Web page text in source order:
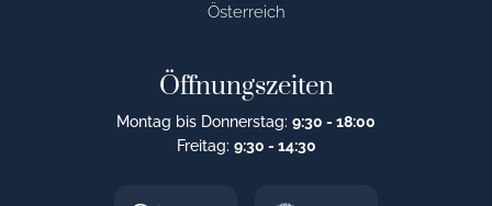
Österreich
Öffnungszeiten
Montag bis Donnerstag: 9:30 - 18:00
Freitag: 9:30 - 14:30